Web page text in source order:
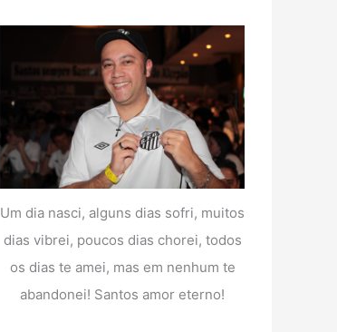
Um dia nasci, alguns dias sofri, muitos
dias vibrei, poucos dias chorei, todos
os dias te amei, mas em nenhum te
abandonei! Santos amor eterno!